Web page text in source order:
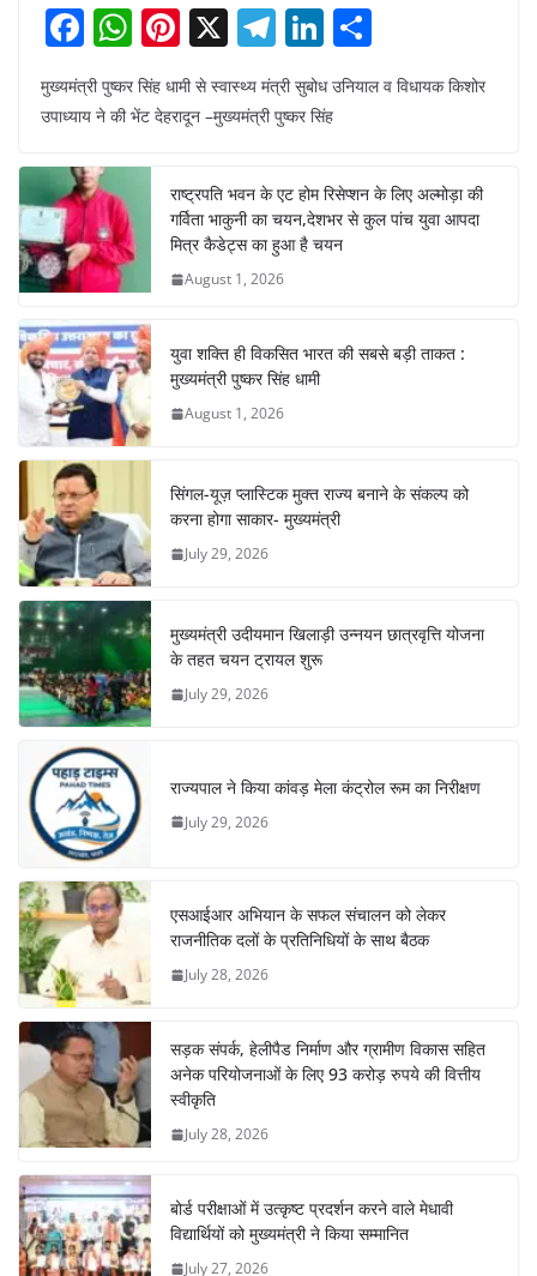
F
a
c
b
o
o
k
W
h
at
A
p
p
Pi
nt
er
e
st
X T
el
e
gr
a
m
Li
n
k
dI
n
ar
मुख्यमंत्री पुष्कर सिंह धामी से स्वास्थ्य मंत्री सुबोध उनियाल व विधायक किशोर
उपाध्याय ने की भेंट देहरादून –मुख्यमंत्री पुष्कर सिंह
राष्ट्रपति भवन के एट होम रिसेप्शन के लिए अल्मोड़ा की
गर्विता भाकुनी का चयन,देशभर से कुल पांच युवा आपदा
मित्र कैडेट्स का हुआ है चयन
August 1, 2026
युवा शक्ति ही विकसित भारत की सबसे बड़ी ताकत :
मुख्यमंत्री पुष्कर सिंह धामी
August 1, 2026
सिंगल-यूज़ प्लास्टिक मुक्त राज्य बनाने के संकल्प को
करना होगा साकार- मुख्यमंत्री
July 29, 2026
मुख्यमंत्री उदीयमान खिलाड़ी उन्नयन छात्रवृत्ति योजना
के तहत चयन ट्रायल शुरू
July 29, 2026
राज्यपाल ने किया कांवड़ मेला कंट्रोल रूम का निरीक्षण
July 29, 2026
एसआईआर अभियान के सफल संचालन को लेकर
राजनीतिक दलों के प्रतिनिधियों के साथ बैठक
July 28, 2026
सड़क संपर्क, हेलीपैड निर्माण और ग्रामीण विकास सहित
अनेक परियोजनाओं के लिए 93 करोड़ रुपये की वित्तीय
स्वीकृति
July 28, 2026
बोर्ड परीक्षाओं में उत्कृष्ट प्रदर्शन करने वाले मेधावी
विद्यार्थियों को मुख्यमंत्री ने किया सम्मानित
July 27, 2026